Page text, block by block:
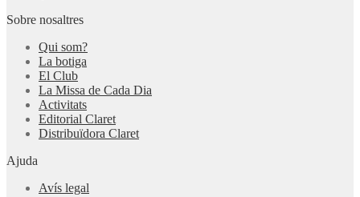
Sobre nosaltres
Qui som?
La botiga
El Club
La Missa de Cada Dia
Activitats
Editorial Claret
Distribuïdora Claret
Ajuda
Avís legal